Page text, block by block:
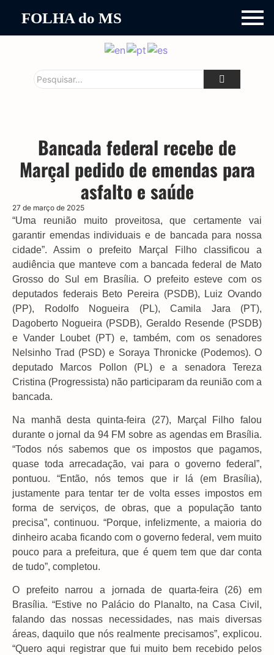
FOLHA do MS
Bancada federal recebe de
Marçal pedido de emendas para
asfalto e saúde
27 de março de 2025
“Uma reunião muito proveitosa, que certamente vai
garantir emendas individuais e de bancada para nossa
cidade”. Assim o prefeito Marçal Filho classificou a
audiência que manteve com a bancada federal de Mato
Grosso do Sul em Brasília. O prefeito esteve com os
deputados federais Beto Pereira (PSDB), Luiz Ovando
(PP), Rodolfo Nogueira (PL), Camila Jara (PT),
Dagoberto Nogueira (PSDB), Geraldo Resende (PSDB)
e Vander Loubet (PT) e, também, com os senadores
Nelsinho Trad (PSD) e Soraya Thronicke (Podemos). O
deputado Marcos Pollon (PL) e a senadora Tereza
Cristina (Progressista) não participaram da reunião com a
bancada.
Na manhã desta quinta-feira (27), Marçal Filho falou
durante o jornal da 94 FM sobre as agendas em Brasília.
“Todos nós sabemos que os impostos que pagamos,
quase toda arrecadação, vai para o governo federal”,
pontuou. “Então, nós temos que ir lá (em Brasília),
justamente para tentar ter de volta esses impostos em
forma de serviços, de obras, que a população tanto
precisa”, continuou. “Porque, infelizmente, a maioria do
dinheiro acaba ficando com o governo federal, vem muito
pouco para a prefeitura, que é quem tem que dar conta
de tudo”, completou.
O prefeito narrou a jornada de quarta-feira (26) em
Brasília. “Estive no Palácio do Planalto, na Casa Civil,
falando das nossas necessidades, nas mais diversas
áreas, daquilo que nós realmente precisamos”, explicou.
“Quero aqui registrar que fui muito bem recebido pelos